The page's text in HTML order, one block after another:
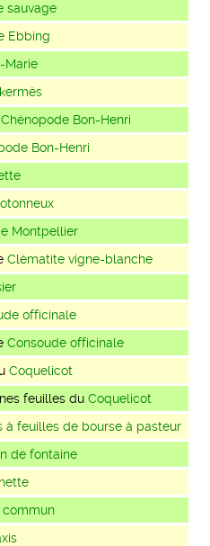
sauvage
Ebbing
Marie
Chénopode Bon-Henri
Bon-Henri
Montpellier
Clématite vigne-blanche
officinale
Consoude officinale
Coquelicot
feuilles du Coquelicot
à feuilles de bourse à pasteur
de fontaine
commun